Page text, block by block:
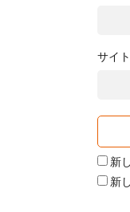
サイト
新
新